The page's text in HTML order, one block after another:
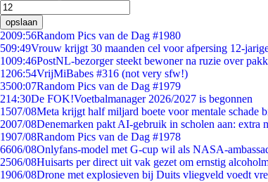
opslaan
2009:56Random Pics van de Dag #1980
509:49Vrouw krijgt 30 maanden cel voor afpersing 12-
1009:46PostNL-bezorger steekt bewoner na ruzie over
1206:54VrijMiBabes #316 (not very sfw!)
3500:07Random Pics van de Dag #1979
214:30De FOK!Voetbalmanager 2026/2027 is begonnen
1507/08Meta krijgt half miljard boete voor mentale schade
2007/08Denemarken pakt AI-gebruik in scholen aan: extra
1907/08Random Pics van de Dag #1978
6606/08Onlyfans-model met G-cup wil als NASA-
2506/08Huisarts per direct uit vak gezet om ernstig
1906/08Drone met explosieven bij Duits vliegveld voedt